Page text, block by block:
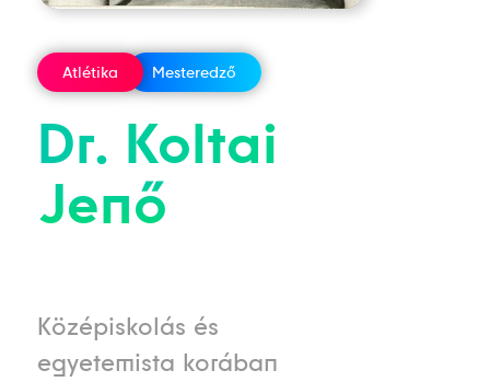
Atlétika Mesteredző
Dr. Koltai
Jenő
Középiskolás és
egyetemista korában